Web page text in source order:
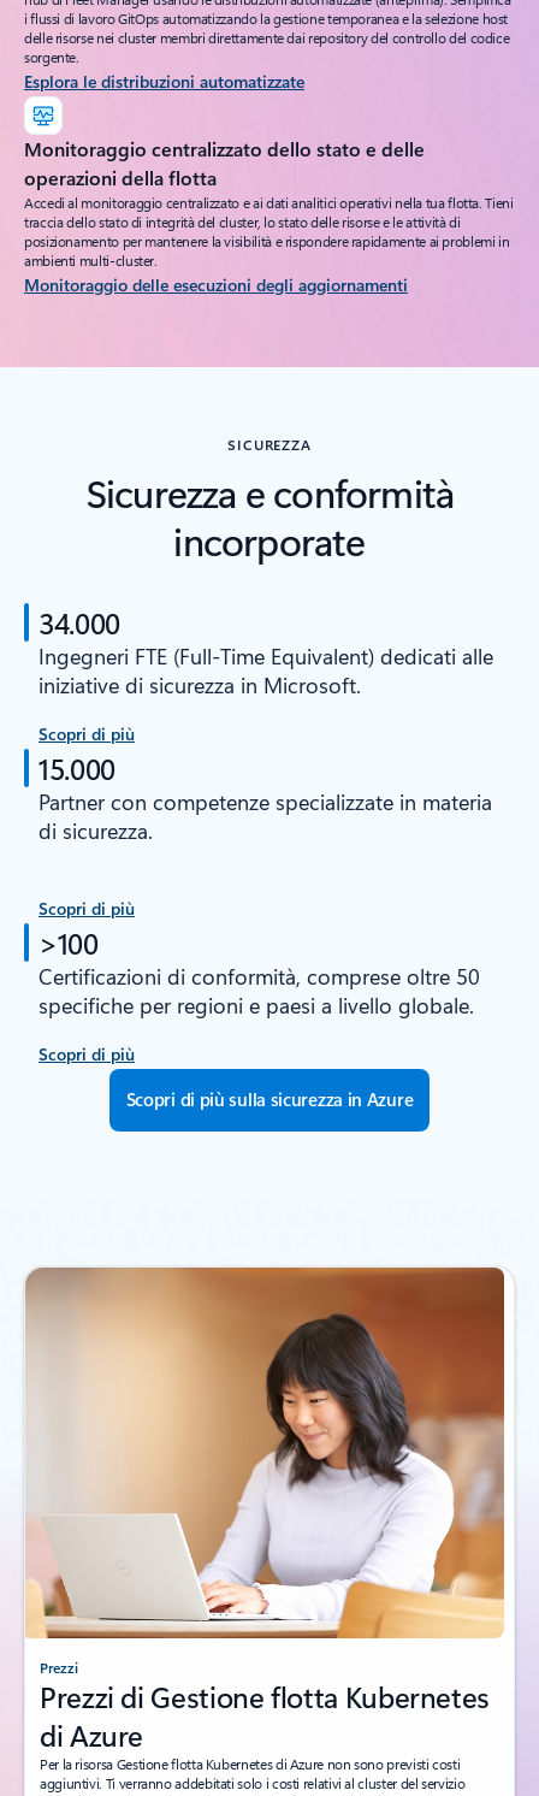
i flussi di lavoro GitOps automatizzando la gestione temporanea e la selezione host
delle risorse nei cluster membri direttamente dai repository del controllo del codice
sorgente.
Esplora le distribuzioni automatizzate
Monitoraggio centralizzato dello stato e delle
operazioni della flotta
Accedi al monitoraggio centralizzato e ai dati analitici operativi nella tua flotta. Tieni
traccia dello stato di integrità del cluster, lo stato delle risorse e le attività di
posizionamento per mantenere la visibilità e rispondere rapidamente ai problemi in
ambienti multi-cluster.
Monitoraggio delle esecuzioni degli aggiornamenti
SICUREZZA
Sicurezza e conformità
incorporate
34.000
Ingegneri FTE (Full-Time Equivalent) dedicati alle
iniziative di sicurezza in Microsoft.
Scopri di più
15.000
Partner con competenze specializzate in materia
di sicurezza.
Scopri di più
>100
Certificazioni di conformità, comprese oltre 50
specifiche per regioni e paesi a livello globale.
Scopri di più
Scopri di più sulla sicurezza in Azure
Prezzi
Prezzi di Gestione flotta Kubernetes
di Azure
Per la risorsa Gestione flotta Kubernetes di Azure non sono previsti costi
aggiuntivi. Ti verranno addebitati solo i costi relativi al cluster del servizio